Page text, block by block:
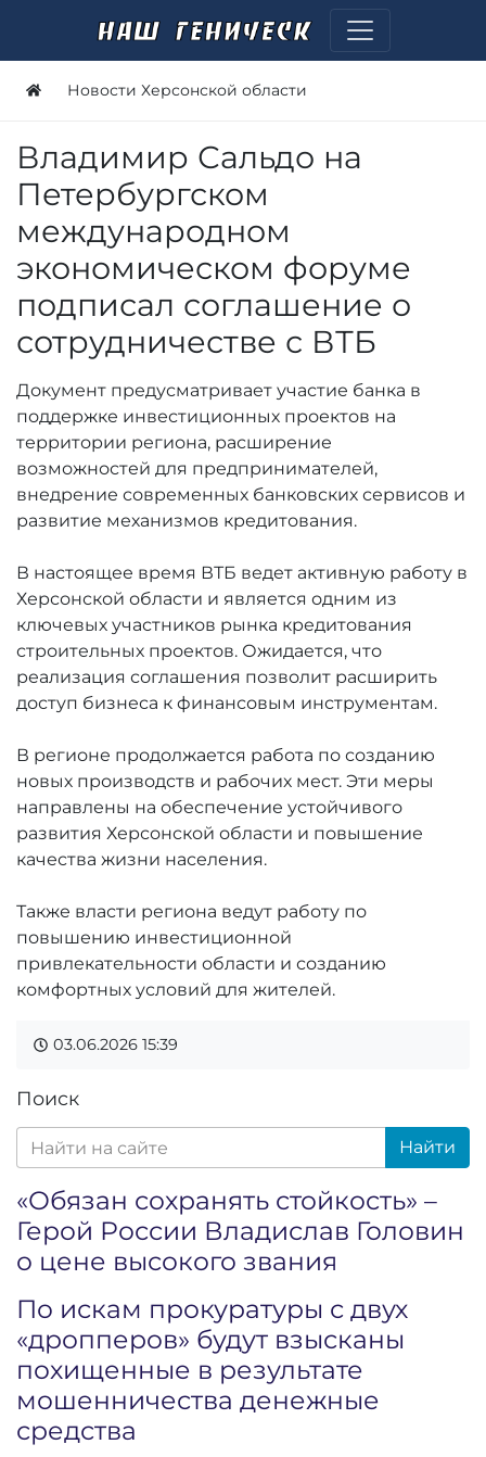
Новости Херсонской области
Владимир Сальдо на
Петербургском
международном
экономическом форуме
подписал соглашение о
сотрудничестве с ВТБ
Документ предусматривает участие банка в
поддержке инвестиционных проектов на
территории региона, расширение
возможностей для предпринимателей,
внедрение современных банковских сервисов и
развитие механизмов кредитования.
В настоящее время ВТБ ведет активную работу в
Херсонской области и является одним из
ключевых участников рынка кредитования
строительных проектов. Ожидается, что
реализация соглашения позволит расширить
доступ бизнеса к финансовым инструментам.
В регионе продолжается работа по созданию
новых производств и рабочих мест. Эти меры
направлены на обеспечение устойчивого
развития Херсонской области и повышение
качества жизни населения.
Также власти региона ведут работу по
повышению инвестиционной
привлекательности области и созданию
комфортных условий для жителей.
03.06.2026 15:39
Поиск
Найти
«Обязан сохранять стойкость» –
Герой России Владислав Головин
о цене высокого звания
По искам прокуратуры с двух
«дропперов» будут взысканы
похищенные в результате
мошенничества денежные
средства